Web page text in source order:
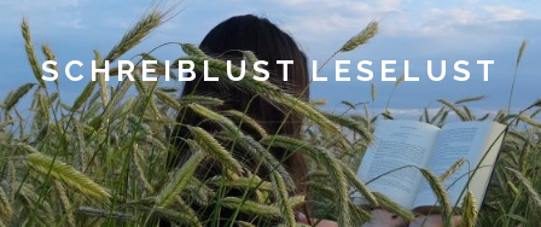
SCHREIBLUST LESELUST